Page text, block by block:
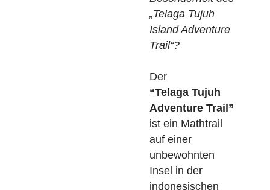
SchülerInnen,
nämlich zum
Erforschen des
gleichzeitigem
Erlernen von
Mathematik.
Was ist die
Besonderheit des